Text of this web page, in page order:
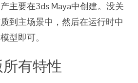
主要在3ds Maya中创建。没关
到主场景中，然后在运行时中
型即可。
有特性